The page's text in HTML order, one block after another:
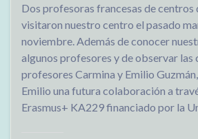
Dos profesoras francesas de centros
visitaron nuestro centro el pasado
noviembre. Además de conocer
algunos profesores y de observar las
profesores Carmina y Emilio
Emilio una futura colaboración a
Erasmus+ KA229 financiado por la